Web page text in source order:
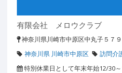
有限会社 メロウクラブ
神奈川県川崎市中原区中丸子５７
神奈川県 川崎市中原区
訪問介
特別休業日として年末年始12/30